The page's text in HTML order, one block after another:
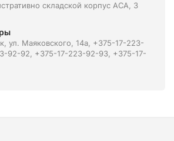
складской корпус АСА, 3
ул. Маяковского, 14а, +375-17-223-
92-92, +375-17-223-92-93, +375-17-